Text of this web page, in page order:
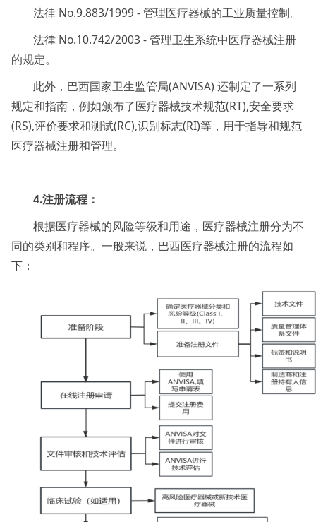
法律 No.9.883/1999 - 管理医疗器械的工业质量控制。
法律 No.10.742/2003 - 管理卫生系统中医疗器械注册
的规定。
此外，巴西国家卫生监管局(ANVISA) 还制定了一系列
规定和指南，例如颁布了医疗器械技术规范(RT),安全要求
(RS),评价要求和测试(RC),识别标志(RI)等，用于指导和规范
医疗器械注册和管理。
4.注册流程：
根据医疗器械的风险等级和用途，医疗器械注册分为不
同的类别和程序。一般来说，巴西医疗器械注册的流程如
下：